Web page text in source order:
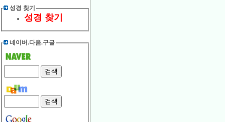
성경 찾기
성경 찾기
네이버.다음.구글